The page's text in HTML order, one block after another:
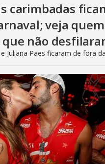
carimbadas
veja
que não
Juliana Paes ficaram de fora